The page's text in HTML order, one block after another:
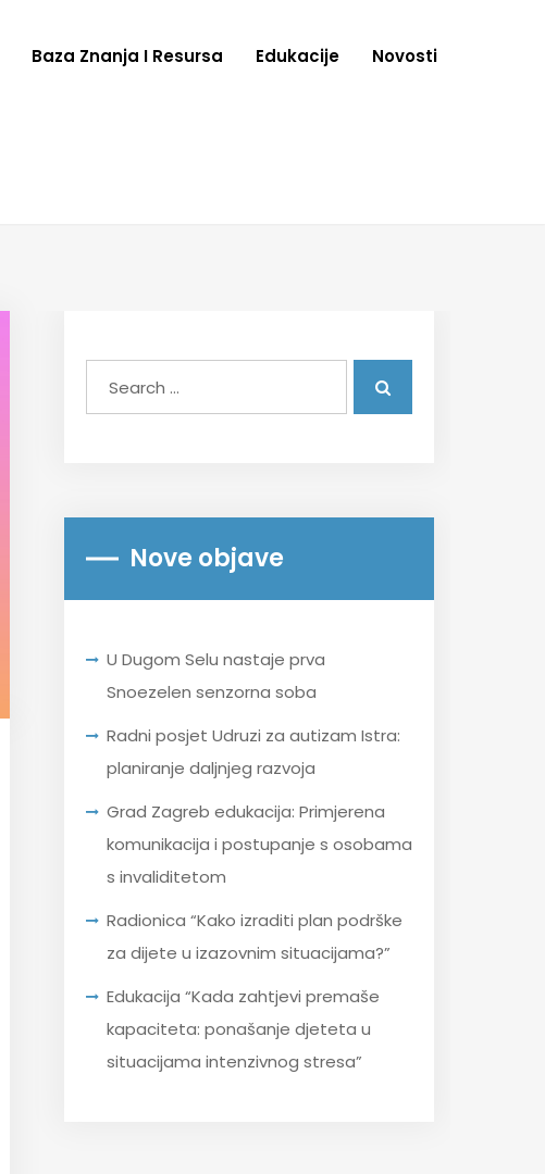
Baza Znanja I Resursa Edukacije Novosti
Nove objave
U Dugom Selu nastaje prva
Snoezelen senzorna soba
Radni posjet Udruzi za autizam Istra:
planiranje daljnjeg razvoja
Grad Zagreb edukacija: Primjerena
komunikacija i postupanje s osobama
s invaliditetom
Radionica “Kako izraditi plan podrške
za dijete u izazovnim situacijama?”
Edukacija “Kada zahtjevi premaše
kapaciteta: ponašanje djeteta u
situacijama intenzivnog stresa”